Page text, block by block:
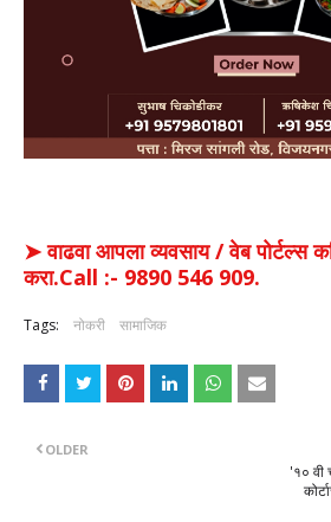
➤ वाढवा आपला व्यवसाय / वेब पोर्टल्स
करा.Call :- 9890 546 909.
Tags: नोकरी सामाजिक
'१० वी
OLDER